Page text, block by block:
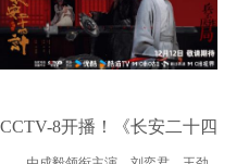
CCTV-8开播！《长安二十四